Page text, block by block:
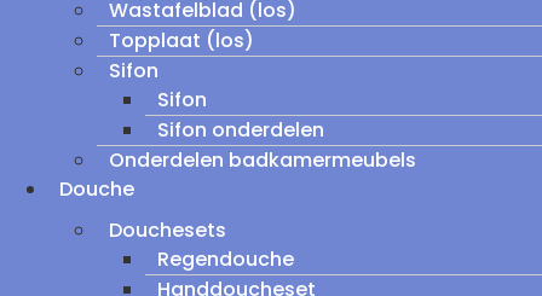
Wastafelblad (los)
Topplaat (los)
Sifon
Sifon
Sifon onderdelen
Onderdelen badkamermeubels
Douche
Douchesets
Regendouche
Handdoucheset